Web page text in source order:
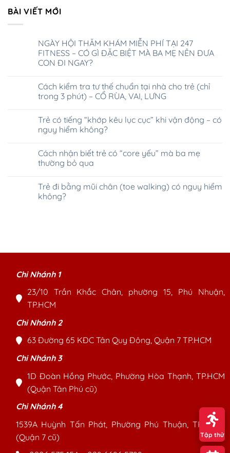
BÀI VIẾT MỚI
NGÀY HỘI THĂM KHÁM MIỄN PHÍ TẠI 247
FITNESS – CÓ GÌ ĐẶC BIỆT MÀ BA MẸ NÊN ĐƯA
CON ĐI NGAY?
Cách kiểm tra tư thế chuẩn tại nhà cho trẻ (chỉ
trong 3 phút) – CỔ RÙA, VAI, LƯNG
Trẻ có tiếng “khớp kêu lục cục” khi vận động – có
nguy hiểm không?
Cách nhận biết trẻ có “core yếu” mà ba mẹ
thường bỏ qua
Trẻ đi bằng mũi chân (toe walking) có nguy hiểm
không?
Chi Nhánh 1
23/10 Trần Khắc Chân, phường 15, Phú Nhuận,
TP.HCM
Chi Nhánh 2
63 Đường 65 KĐC Tân Quy Đông, Quận 7 TP.HCM
Chi Nhánh 3
1D Đoàn Hồng Phước, Phường Hòa Thạnh, TP.HCM
(Quận Tân Phú cũ)
Chi Nhánh 4
1539A Huỳnh Tấn Phát, Phường Phú Thuận, TP. HCM
(Quận 7 cũ)
Tập thử